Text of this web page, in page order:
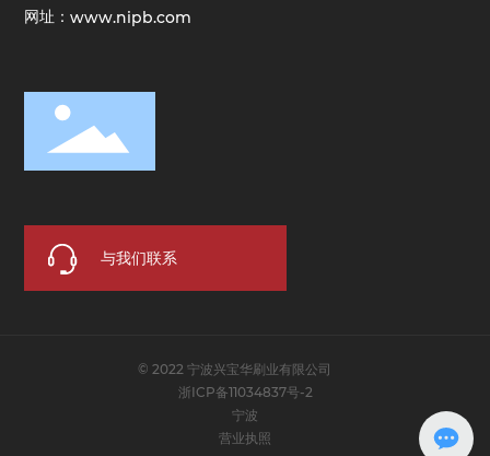
网址：www.nipb.com
与我们联系
© 2022 宁波兴宝华刷业有限公司
浙ICP备11034837号-2
宁波
营业执照